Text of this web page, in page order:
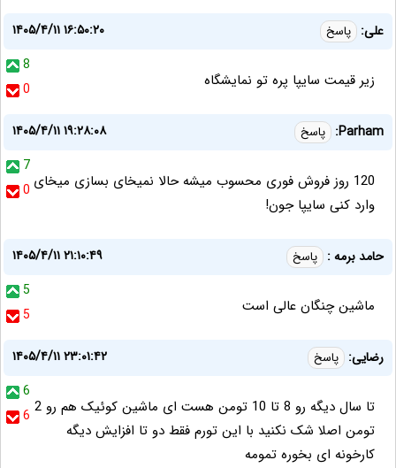
علی: پاسخ
۱۴۰۵/۴/۱۱ ۱۶:۵۰:۲۰
8
0
زیر قیمت سایپا پره تو نمایشگاه
Parham: پاسخ
۱۴۰۵/۴/۱۱ ۱۹:۲۸:۰۸
7
0 120 روز فروش فوری محسوب میشه حالا نمیخای بسازی میخای
وارد کنی سایپا جون!
حامد برمه : پاسخ
۱۴۰۵/۴/۱۱ ۲۱:۱۰:۴۹
5
5
ماشین چنگان عالی است
رضایی: پاسخ
۱۴۰۵/۴/۱۱ ۲۳:۰۱:۴۲
6
6 تا سال دیگه رو 8 تا 10 تومن هست ای ماشین کوئیک هم رو 2
تومن اصلا شک نکنید با این تورم فقط دو تا افزایش دیگه
کارخونه ای بخوره تمومه